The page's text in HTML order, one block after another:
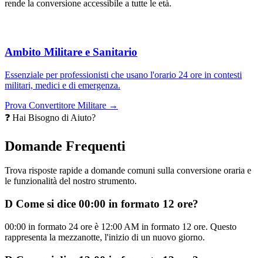
rende la conversione accessibile a tutte le età.
Ambito Militare e Sanitario
Essenziale per professionisti che usano l'orario 24 ore in contesti
militari, medici e di emergenza.
Prova Convertitore Militare →
❓ Hai Bisogno di Aiuto?
Domande Frequenti
Trova risposte rapide a domande comuni sulla conversione oraria e
le funzionalità del nostro strumento.
D Come si dice 00:00 in formato 12 ore?
00:00 in formato 24 ore è 12:00 AM in formato 12 ore. Questo
rappresenta la mezzanotte, l'inizio di un nuovo giorno.